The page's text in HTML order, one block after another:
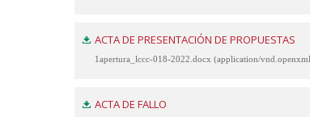
ACTA DE PRESENTACIÓN DE PROPUESTAS
1apertura_lccc-018-2022.docx (application/
ACTA DE FALLO